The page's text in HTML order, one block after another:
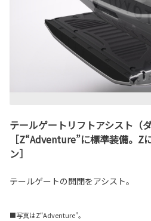
テールゲートリフトアシスト（
［Z“Adventure”に標準装備。Z
ン］
テールゲートの開閉をアシスト。
■写真はZ“Adventure”。